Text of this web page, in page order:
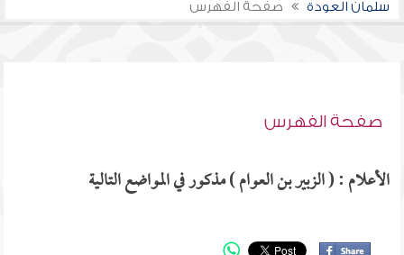
سلمان العودة
صفحة الفهرس
صفحة الفهرس
الأعلام : ( الزبير بن العوام ) مذكور في المواضع التالية